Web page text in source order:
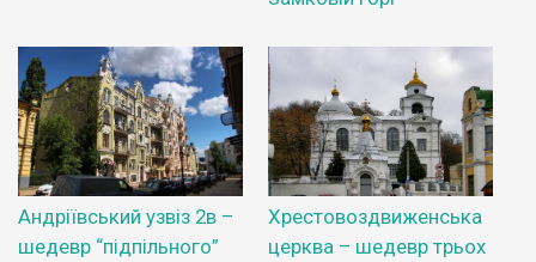
Андріївський узвіз 2в –
шедевр “підпільного”
Хрестовоздвиженська
церква – шедевр трьох